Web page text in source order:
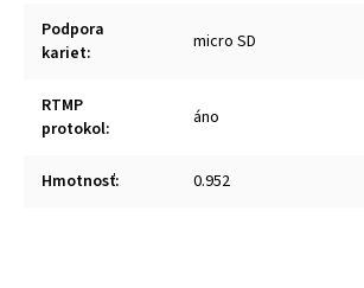
Podpora
kariet: micro SD
RTMP
protokol: áno
Hmotnosť: 0.952